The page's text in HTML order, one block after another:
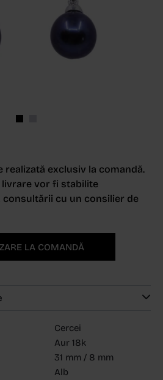
realizată exclusiv la comandă.
vor fi stabilite
cu un consilier de
LA COMANDĂ
Cercei
Aur 18k
31 mm / 8 mm
Alb